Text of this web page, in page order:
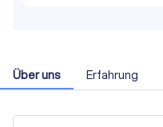
Über uns Erfahrung